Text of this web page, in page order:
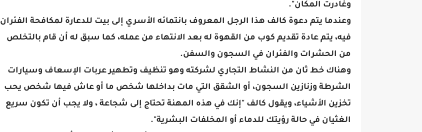
وغادرت المكان".
وعندما يتم دعوة كالف هذا الرجل المعروف بانتمائه الأسري إلى بيت للدعارة لمكافحة الفئران
فيه، يتم عادة تقديم كوب من القهوة له بعد الانتهاء من عمله، كما سبق له أن قام بالتخلص
من الحشرات والفئران في السجون والسفن.
وهناك خط ثان من النشاط التجاري لشركته وهو تنظيف وتطهير عربات الإسعاف وسيارات
الشرطة وزنازين السجون، أو الشقق التي مات بداخلها شخص ما أو عاش فيها شخص يحب
تخزين الأشياء، ويقول كالف "إنك في هذه المهنة تحتاج إلى شجاعة ، ولا يجب أن تكون سريع
الغثيان في حالة رؤيتك للدماء أو المخلفات البشرية".